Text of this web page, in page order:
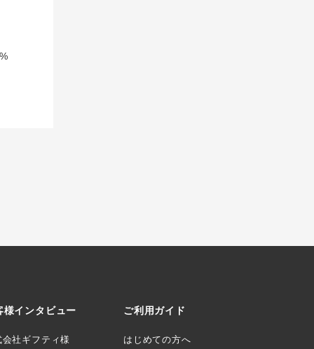
様インタビュー
会社ギフティ様
ご利用ガイド
はじめての方へ